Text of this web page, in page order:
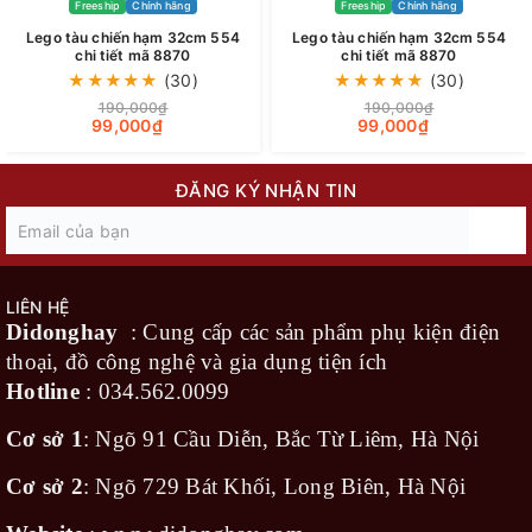
Freeship Chính hãng
Lego tàu chiến hạm 32cm 554
chi tiết mã 8870
★ ★★★★ (30)
190,000₫
99,000₫
Freeship Chính hãng
Lego tàu chiến hạm 32cm 554
chi tiết mã 8870
★ ★★★★ (30)
190,000₫
99,000₫
ĐĂNG KÝ NHẬN TIN
LIÊN HỆ
Didonghay : Cung cấp các sản phẩm phụ kiện điện
thoại, đồ công nghệ và gia dụng tiện ích
Hotline: 034.562.0099
Cơ sở 1: Ngõ 91 Cầu Diễn, Bắc Từ Liêm, Hà Nội
Cơ sở 2: Ngõ 729 Bát Khối, Long Biên, Hà Nội